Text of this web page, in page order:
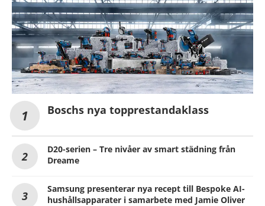
Boschs nya topprestandaklass
D20-serien – Tre nivåer av smart städning från
Dreame
Samsung presenterar nya recept till Bespoke AI-
hushållsapparater i samarbete med Jamie Oliver